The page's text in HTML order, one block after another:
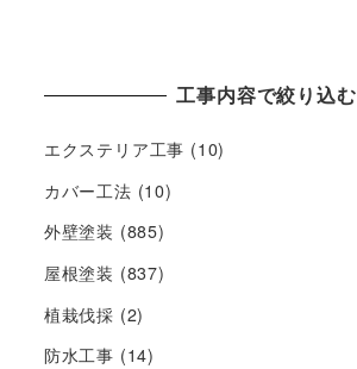
工事内容で絞り込む
エクステリア工事 (10)
カバー工法 (10)
外壁塗装 (885)
屋根塗装 (837)
植栽伐採 (2)
防水工事 (14)